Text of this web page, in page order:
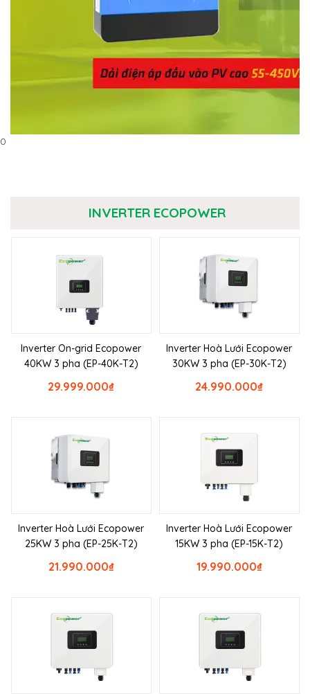
0
INVERTER ECOPOWER
Inverter On-grid Ecopower
40KW 3 pha (EP-40K-T2)
₫
29.999.000
Inverter Hoà Lưới Ecopower
30KW 3 pha (EP-30K-T2)
₫
24.990.000
Inverter Hoà Lưới Ecopower
25KW 3 pha (EP-25K-T2)
₫
21.990.000
Inverter Hoà Lưới Ecopower
15KW 3 pha (EP-15K-T2)
₫
19.990.000